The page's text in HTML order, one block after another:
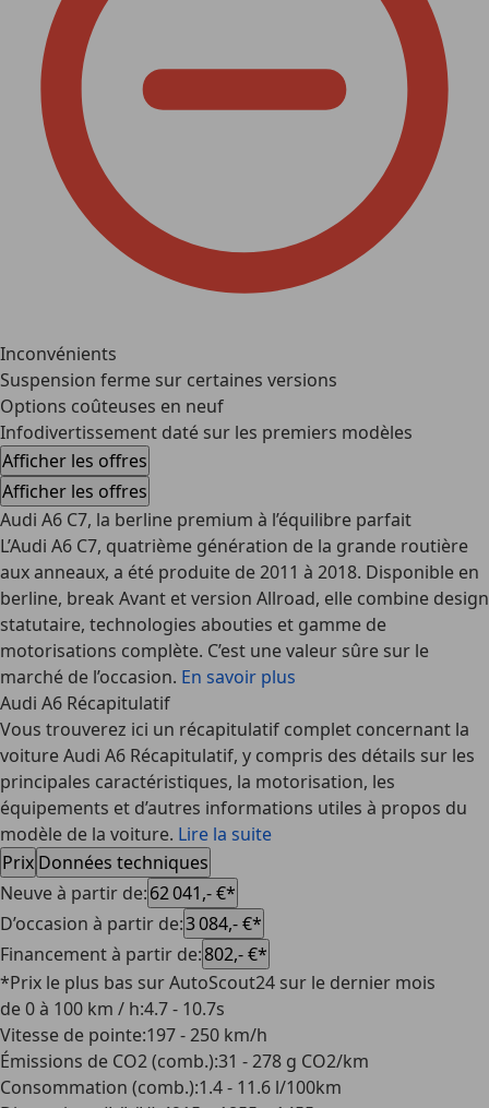
Inconvénients
Suspension ferme sur certaines versions
Options coûteuses en neuf
Infodivertissement daté sur les premiers modèles
Afficher les offres
Afficher les offres
Audi A6 C7, la berline premium à l’équilibre parfait
L’Audi A6 C7, quatrième génération de la grande routière
aux anneaux, a été produite de 2011 à 2018. Disponible en
berline, break Avant et version Allroad, elle combine design
statutaire, technologies abouties et gamme de
motorisations complète. C’est une valeur sûre sur le
marché de l’occasion. En savoir plus
Audi A6 Récapitulatif
Vous trouverez ici un récapitulatif complet concernant la
voiture Audi A6 Récapitulatif, y compris des détails sur les
principales caractéristiques, la motorisation, les
équipements et d’autres informations utiles à propos du
modèle de la voiture. Lire la suite
Prix Données techniques
Neuve à partir de:62 041,- €*
D’occasion à partir de:3 084,- €*
Financement à partir de:802,- €*
*Prix le plus bas sur AutoScout24 sur le dernier mois
de 0 à 100 km / h:4.7 - 10.7s
Vitesse de pointe:197 - 250 km/h
Émissions de CO2 (comb.):31 - 278 g CO2/km
Consommation (comb.):1.4 - 11.6 l/100km